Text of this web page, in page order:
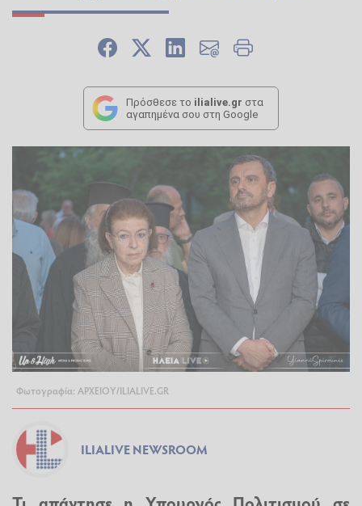
Πρόσθεσε το ilialive.gr στα
αγαπημένα σου στη Google
Φωτογραφία: ΑΡΧΕΙΟΥ/ILIALIVE.GR
ILIALIVE NEWSROOM